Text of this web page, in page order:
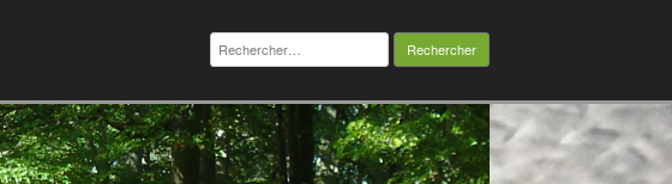
Rechercher :